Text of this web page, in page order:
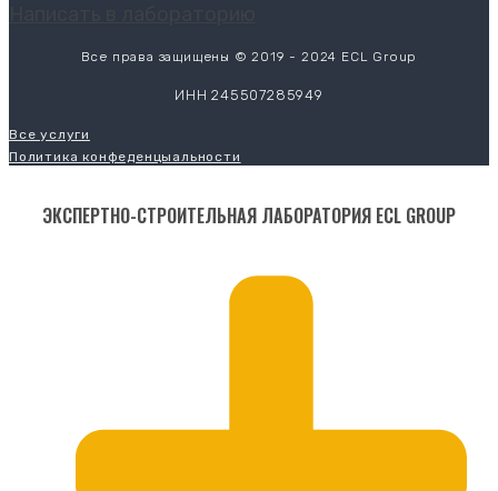
Все права защищены © 2019 - 2024 ECL Group
ИНН 245507285949
Все услуги
Политика конфеденцыальности
ЭКСПЕРТНО-СТРОИТЕЛЬНАЯ ЛАБОРАТОРИЯ ECL GROUP